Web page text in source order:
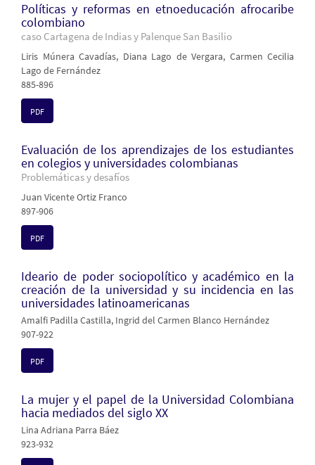
Políticas y reformas en etnoeducación afrocaribe
colombiano
caso Cartagena de Indias y Palenque San Basilio
Liris Múnera Cavadías, Diana Lago de Vergara, Carmen Cecilia
Lago de Fernández
885-896
PDF
Evaluación de los aprendizajes de los estudiantes
en colegios y universidades colombianas
Problemáticas y desafíos
Juan Vicente Ortiz Franco
897-906
PDF
Ideario de poder sociopolítico y académico en la
creación de la universidad y su incidencia en las
universidades latinoamericanas
Amalfi Padilla Castilla, Ingrid del Carmen Blanco Hernández
907-922
PDF
La mujer y el papel de la Universidad Colombiana
hacia mediados del siglo XX
Lina Adriana Parra Báez
923-932